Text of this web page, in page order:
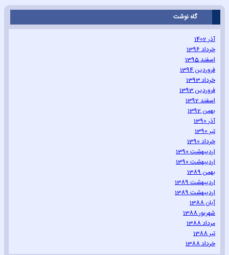
گاه نوشت
آذر 1402
خرداد 1396
اسفند 1395
فروردین 1394
خرداد 1393
فروردین 1393
اسفند 1392
بهمن 1392
آذر 1390
تیر 1390
خرداد 1390
اردیبهشت 1390
اردیبهشت 1390
بهمن 1389
اردیبهشت 1389
اردیبهشت 1389
آبان 1388
شهریور 1388
مرداد 1388
تیر 1388
خرداد 1388